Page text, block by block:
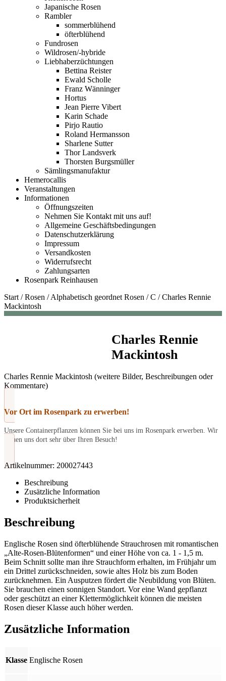
Japanische Rosen
Rambler
sommerblühend
öfterblühend
Fundrosen
Wildrosen/-hybride
Liebhaberzüchtungen
Bettina Reister
Ewald Scholle
Franz Wänninger
Hortus
Jean Pierre Vibert
Karin Schade
Pirjo Rautio
Roland Hermansson
Sharlene Sutter
Thor Landsverk
Thorsten Burgsmüller
Sämlingsmanufaktur
Hemerocallis
Veranstaltungen
Informationen
Öffnungszeiten
Nehmen Sie Kontakt mit uns auf!
Allgemeine Geschäftsbedingungen
Datenschutzerklärung
Impressum
Versandkosten
Widerrufsrecht
Zahlungsarten
Rosenpark Reinhausen
Start /Rosen /Alphabetisch geordnet Rosen /C /Charles Rennie
Mackintosh
Charles Rennie
Mackintosh
Charles Rennie Mackintosh (weitere Bilder, Beschreibungen oder
Kommentare)
Vor Ort im Rosenpark zu erwerben!
Unsere Containerpflanzen können Sie bei uns im Rosenpark erwerben. Wir
freuen uns dort sehr über Ihren Besuch!
Artikelnummer: 200027443
Beschreibung
Zusätzliche Information
Produktsicherheit
Beschreibung
Englische Rosen sind öfterblühende Strauchrosen mit romantischen
„Alte-Rosen-Blütenformen“ und einer Höhe von ca. 1 - 1,5 m.
Beim Schnitt sollte man ihre Strauchform erhalten, im Frühjahr um
ein Drittel zurückschneiden, sowie altes Holz bis zum Boden
zurücknehmen. Ein Ausputzen fördert die Neubildung von Blüten.
Sie brauchen einen sonnigen Standort. Vor eine Wand gepflanzt
oder geschützt an einer Klettermöglichkeit können die meisten
Rosen dieser Klasse auch höher werden.
Zusätzliche Information
Klasse Englische Rosen